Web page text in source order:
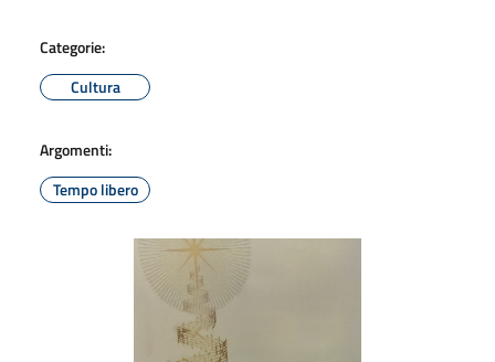
Categorie:
Cultura
Argomenti:
Tempo libero